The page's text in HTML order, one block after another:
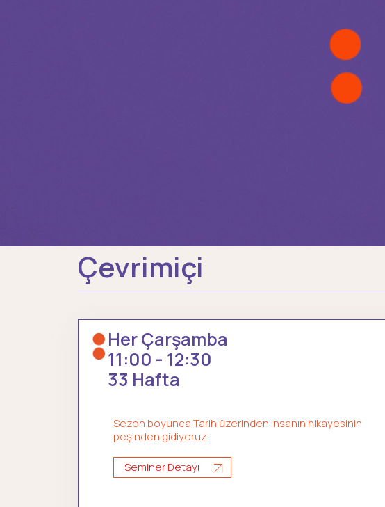
Çevrimiçi
Her Çarşamba
11:00 - 12:30
33 Hafta
Sezon boyunca Tarih üzerinden insanın hikayesinin
peşinden gidiyoruz.
Seminer Detayı